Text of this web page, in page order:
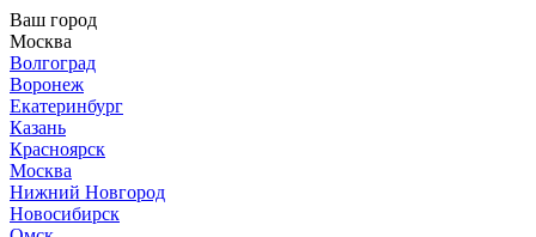
Ваш город
Москва
Волгоград
Воронеж
Екатеринбург
Казань
Красноярск
Москва
Нижний Новгород
Новосибирск